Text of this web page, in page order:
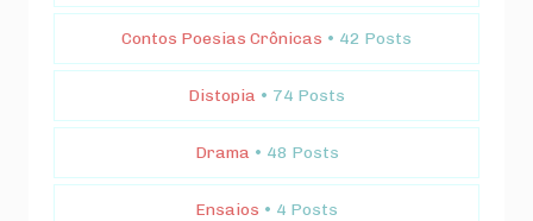
Contos Poesias Crônicas • 42 Posts
Distopia • 74 Posts
Drama • 48 Posts
Ensaios • 4 Posts